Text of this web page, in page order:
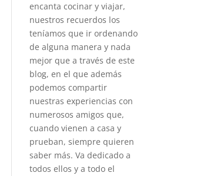
encanta cocinar y viajar,
nuestros recuerdos los
teníamos que ir ordenando
de alguna manera y nada
mejor que a través de este
blog, en el que además
podemos compartir
nuestras experiencias con
numerosos amigos que,
cuando vienen a casa y
prueban, siempre quieren
saber más. Va dedicado a
todos ellos y a todo el